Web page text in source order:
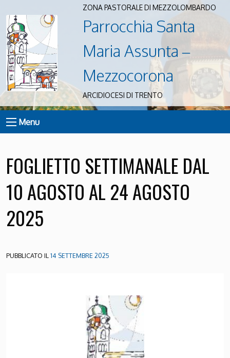
ZONA PASTORALE DI MEZZOLOMBARDO
Parrocchia Santa
Maria Assunta –
Mezzocorona
ARCIDIOCESI DI TRENTO
Menu
FOGLIETTO SETTIMANALE DAL
10 AGOSTO AL 24 AGOSTO
2025
PUBBLICATO IL14 SETTEMBRE 2025